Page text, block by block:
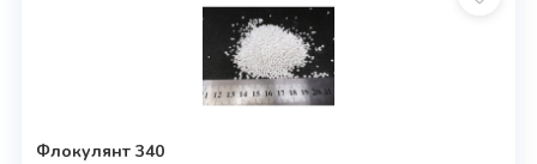
Флокулянт 340